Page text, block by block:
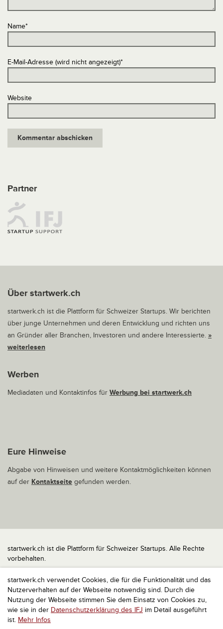
startwerk.ch verwendet Cookies, die für die Funktionalität und das
Nutzerverhalten auf der Webseite notwendig sind. Durch die
Nutzung der Webseite stimmen Sie dem Einsatz von Cookies zu,
wie sie in der Datenschutzerklärung des IFJ im Detail ausgeführt
ist. Mehr Infos
Name*
E-Mail-Adresse (wird nicht angezeigt)*
Website
Partner
Über startwerk.ch
startwerk.ch ist die Plattform für Schweizer Startups. Wir berichten
über junge Unternehmen und deren Entwicklung und richten uns
an Gründer aller Branchen, Investoren und andere Interessierte. »
weiterlesen
Werben
Mediadaten und Kontaktinfos für Werbung bei startwerk.ch
Eure Hinweise
Abgabe von Hinweisen und weitere Kontaktmöglichkeiten können
auf der Kontaktseite gefunden werden.
startwerk.ch ist die Plattform für Schweizer Startups. Alle Rechte
vorbehalten.
Impressum
Kontakt
nach oben